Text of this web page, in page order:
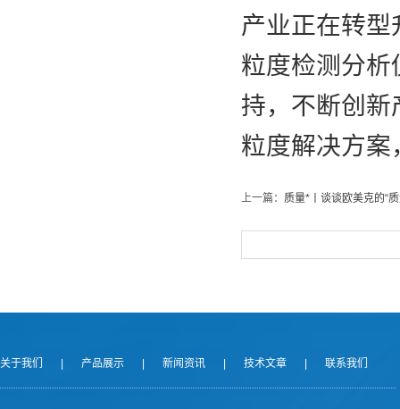
产业正在转
粒度检测分
持，不断创
粒度解决方案
上一篇： 质量*丨谈谈欧美克的“质
关于我们 产品展示 新闻资讯 技术文章 联系我们